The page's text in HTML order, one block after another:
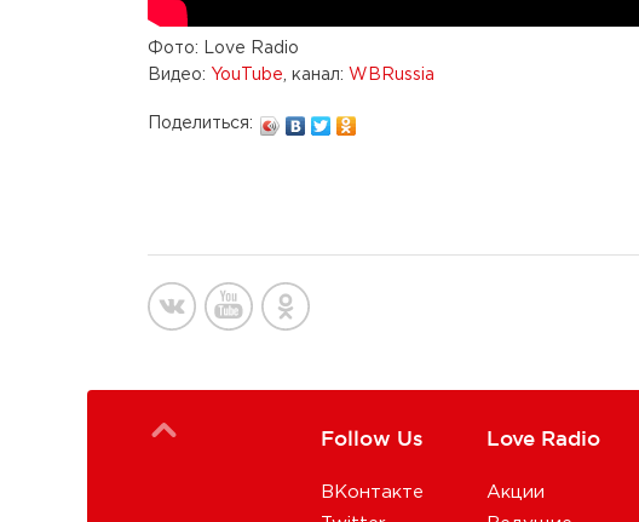
Фото: Love Radio
Видео: YouTube , канал: WBRussia
Поделиться:
Follow Us
ВКонтакте
Love Radio
Акции